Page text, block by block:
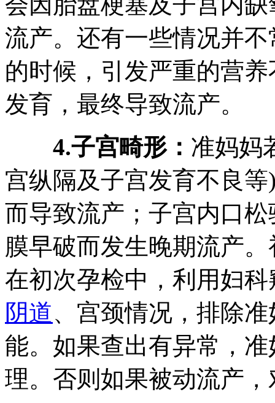
流产。还有一些情况并
的时候，引发严重的营
发育，最终导致流产。
4.子宫畸形： 准妈妈
宫纵隔及子宫发育不良
而导致流产；子宫内口
膜早破而发生晚期流产
在初次孕检中，利用妇
阴道、宫颈情况，排除
能。如果查出有异常，
理。否则如果被动流产